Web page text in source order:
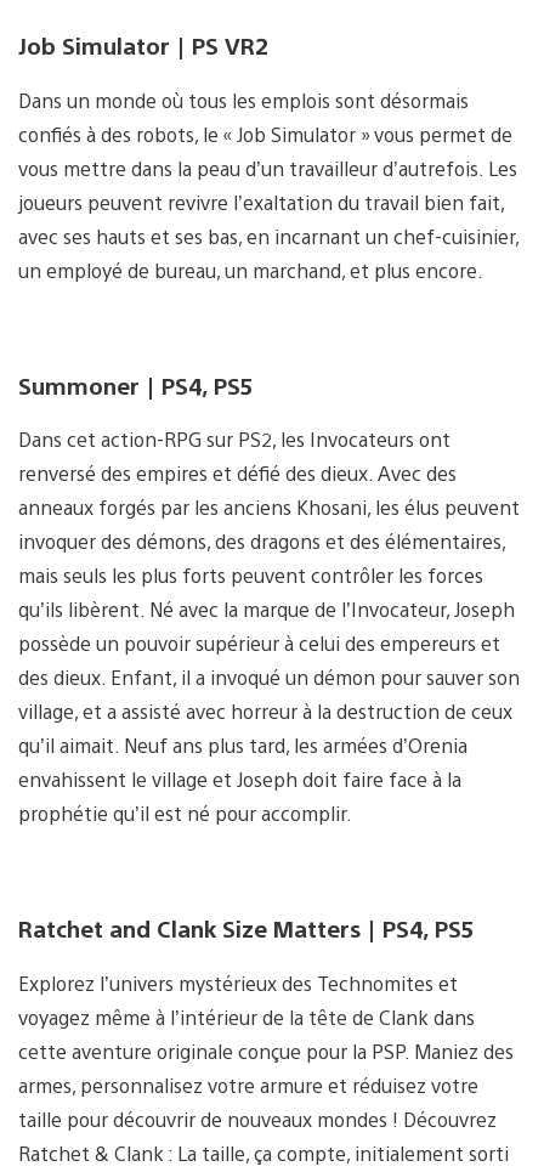
Job Simulator | PS VR2
Dans un monde où tous les emplois sont désormais
confiés à des robots, le « Job Simulator » vous permet de
vous mettre dans la peau d’un travailleur d’autrefois. Les
joueurs peuvent revivre l’exaltation du travail bien fait,
avec ses hauts et ses bas, en incarnant un chef-cuisinier,
un employé de bureau, un marchand, et plus encore.
Summoner | PS4, PS5
Dans cet action-RPG sur PS2, les Invocateurs ont
renversé des empires et défié des dieux. Avec des
anneaux forgés par les anciens Khosani, les élus peuvent
invoquer des démons, des dragons et des élémentaires,
mais seuls les plus forts peuvent contrôler les forces
qu’ils libèrent. Né avec la marque de l’Invocateur, Joseph
possède un pouvoir supérieur à celui des empereurs et
des dieux. Enfant, il a invoqué un démon pour sauver son
village, et a assisté avec horreur à la destruction de ceux
qu’il aimait. Neuf ans plus tard, les armées d’Orenia
envahissent le village et Joseph doit faire face à la
prophétie qu’il est né pour accomplir.
Ratchet and Clank Size Matters | PS4, PS5
Explorez l’univers mystérieux des Technomites et
voyagez même à l’intérieur de la tête de Clank dans
cette aventure originale conçue pour la PSP. Maniez des
armes, personnalisez votre armure et réduisez votre
taille pour découvrir de nouveaux mondes ! Découvrez
Ratchet & Clank : La taille, ça compte, initialement sorti